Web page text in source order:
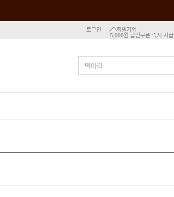
로그인 회원가입
5,000원 할인쿠폰 즉시 지급